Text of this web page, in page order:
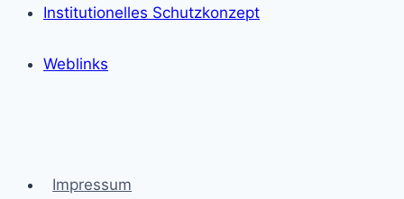
Institutionelles Schutzkonzept
Weblinks
Impressum